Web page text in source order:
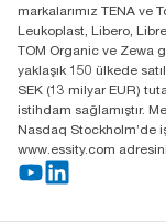
markalarımız TENA ve
Leukoplast, Libero,
TOM Organic ve Zewa
yaklaşık 150 ülkede
SEK (13 milyar EUR)
istihdam sağlamıştır.
Nasdaq Stockholm’de
www.essity.com